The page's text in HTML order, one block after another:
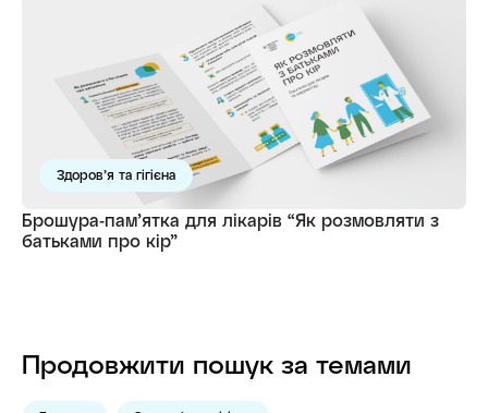
Здоров’я та гігієна
Брошура-памʼятка для лікарів “Як розмовляти з
батьками про кір”
Продовжити пошук за темами